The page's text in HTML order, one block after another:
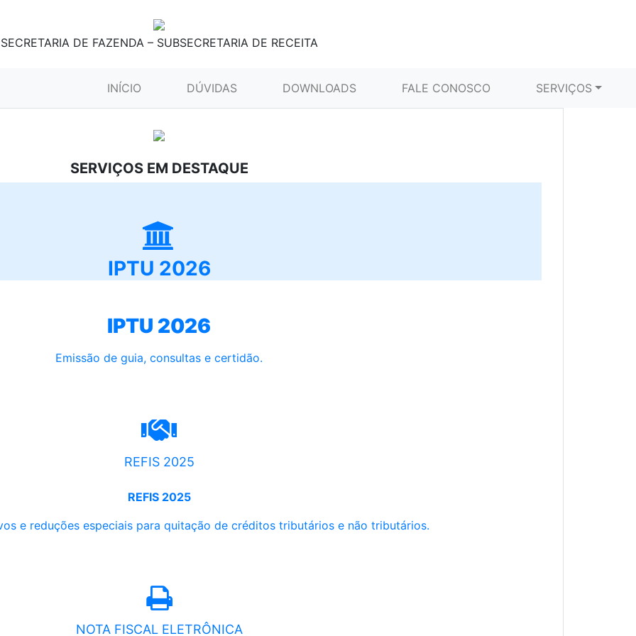
SECRETARIA DE FAZENDA – SUBSECRETARIA DE RECEITA
INÍCIO (CURRENT)DÚVIDAS DOWNLOADS FALE CONOSCO SERVIÇOS
SERVIÇOS EM DESTAQUE
IPTU 2026
IPTU 2026
Emissão de guia, consultas e certidão.
REFIS 2025
REFIS 2025
e reduções especiais para quitação de créditos tributários e não tributários.
NOTA FISCAL ELETRÔNICA